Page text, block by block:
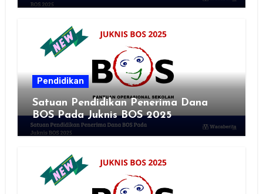
Pendidikan
Satuan Pendidikan Penerima Dana
BOS Pada Juknis BOS 2025